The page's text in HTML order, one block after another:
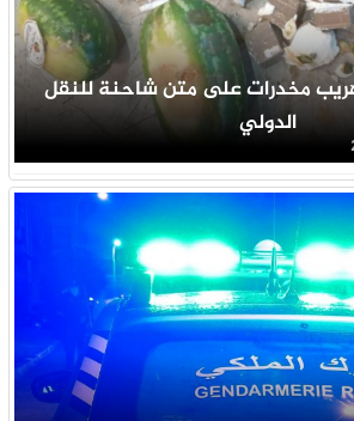
مخدرات على متن شاحنة للنقل
الدولي